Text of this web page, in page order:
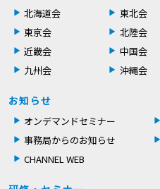
北海道会 東北会
東京会
北陸会
近畿会
中国会
九州会
沖縄会
お知らせ
オンデマンドセミナー
事務局からのお知らせ
CHANNEL WEB